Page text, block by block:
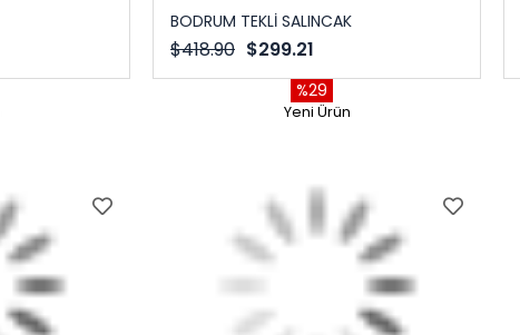
BODRUM TEKLİ SALINCAK
$299.21
$418.90
%29
Yeni Ürün